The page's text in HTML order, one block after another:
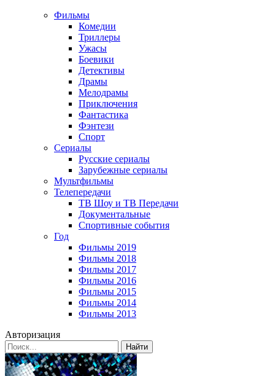
Фильмы
Комедии
Триллеры
Ужасы
Боевики
Детективы
Драмы
Мелодрамы
Приключения
Фантастика
Фэнтези
Спорт
Сериалы
Русские сериалы
Зарубежные сериалы
Мультфильмы
Телепередачи
ТВ Шоу и ТВ Передачи
Документальные
Спортивные события
Год
Фильмы 2019
Фильмы 2018
Фильмы 2017
Фильмы 2016
Фильмы 2015
Фильмы 2014
Фильмы 2013
Авторизация
Найти